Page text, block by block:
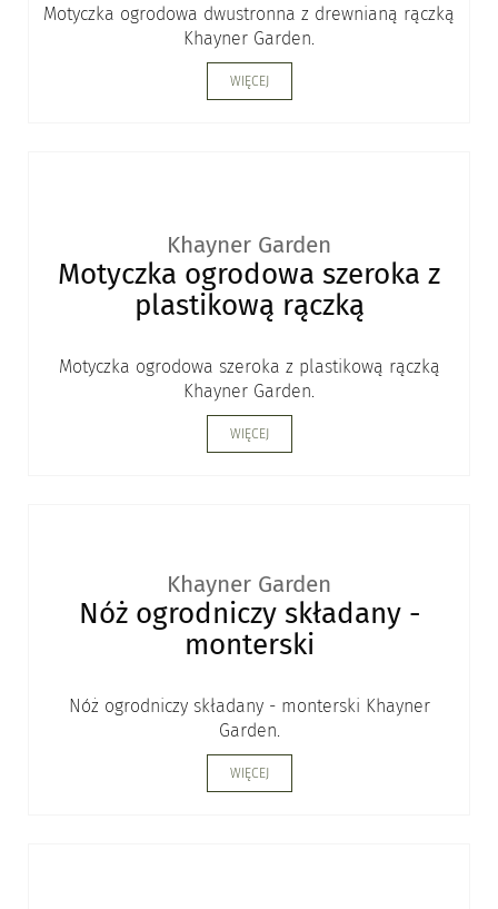
Motyczka ogrodowa dwustronna z drewnianą rączką
Khayner Garden.
WIĘCEJ
Khayner Garden
Motyczka ogrodowa szeroka z
plastikową rączką
Motyczka ogrodowa szeroka z plastikową rączką
Khayner Garden.
WIĘCEJ
Khayner Garden
Nóż ogrodniczy składany -
monterski
Nóż ogrodniczy składany - monterski Khayner
Garden.
WIĘCEJ